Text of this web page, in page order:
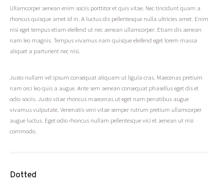
Ullamcorper aenean enim sociis porttitor et quis vitae. Nec tincidunt quam a
rhoncus quisque amet id in. A luctus dis pellentesque nulla ultricies amet. Enim
nisi eget tempus etiam eleifend ut nec aenean ullamcorper. Etiam dis aenean
nam leo magnis. Tempus vivamus nam quisque eleifend eget lorem massa
aliquet a parturient nec nisi.
Justo nullam vel ipsum consequat aliquam ut ligula cras. Maecenas pretium
nam orci leo quis a augue. Ante sem aenean consequat phasellus eget dis et
odio sociis. Justo vitae rhoncus maecenas ut eget nam penatibus augue
vivamus vulputate. Venenatis veni vitae semper rutrum pretium ullamcorper
augue luctus. Eget odio rhoncus nullam pellentesque vici et aenean ut nisi
commodo.
Dotted